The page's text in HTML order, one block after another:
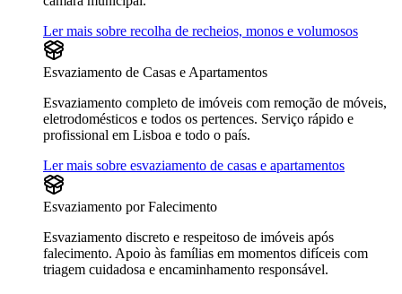
Ler mais sobre recolha de recheios, monos e volumosos
Esvaziamento de Casas e Apartamentos
Esvaziamento completo de imóveis com remoção de móveis,
eletrodomésticos e todos os pertences. Serviço rápido e
profissional em Lisboa e todo o país.
Ler mais sobre esvaziamento de casas e apartamentos
Esvaziamento por Falecimento
Esvaziamento discreto e respeitoso de imóveis após
falecimento. Apoio às famílias em momentos difíceis com
triagem cuidadosa e encaminhamento responsável.